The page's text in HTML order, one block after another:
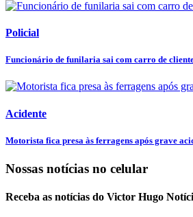
Policial
Funcionário de funilaria sai com carro de
Acidente
Motorista fica presa às ferragens após grave
Nossas notícias no celular
Receba as notícias do Victor Hugo